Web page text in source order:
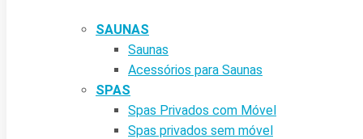
SAUNAS
Saunas
Acessórios para Saunas
SPAS
Spas Privados com Móvel
Spas privados sem móvel